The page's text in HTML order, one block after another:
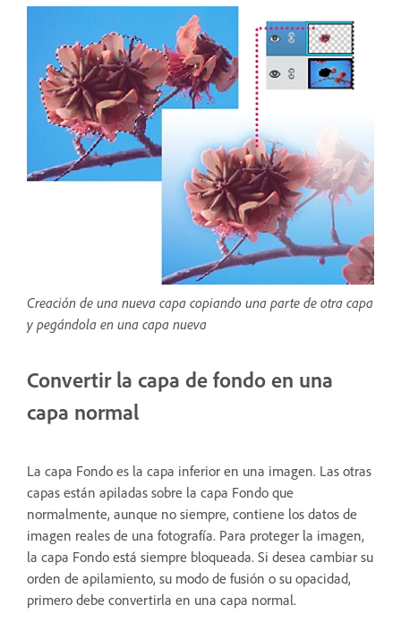
Creación de una nueva capa copiando una parte de otra capa
y pegándola en una capa nueva
Convertir la capa de fondo en una
capa normal
La capa Fondo es la capa inferior en una imagen. Las otras
capas están apiladas sobre la capa Fondo que
normalmente, aunque no siempre, contiene los datos de
imagen reales de una fotografía. Para proteger la imagen,
la capa Fondo está siempre bloqueada. Si desea cambiar su
orden de apilamiento, su modo de fusión o su opacidad,
primero debe convertirla en una capa normal.